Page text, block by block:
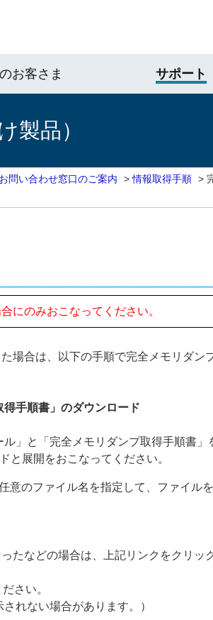
お客さま サポート
製品）
お問い合わせ窓口のご案内 >情報取得手順 >
にのみおこなってください。
場合は、以下の手順で完全メモリダン
手順書」のダウンロード
」と「完全メモリダンプ取得手順書
と展開をおこなってください。
のファイル名を指定して、ファイル
たなどの場合は、上記リンクをクリッ
さい。
れない場合があります。）